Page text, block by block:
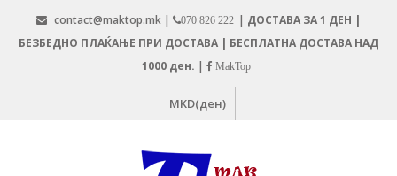
content
contact@maktop.mk | 070 826 222 | ДОСТАВА ЗА 1 ДЕН |
БЕЗБЕДНО ПЛАЌАЊЕ ПРИ ДОСТАВА | БЕСПЛАТНА ДОСТАВА НАД
1000 ден. | MakTop
MKD(ден)